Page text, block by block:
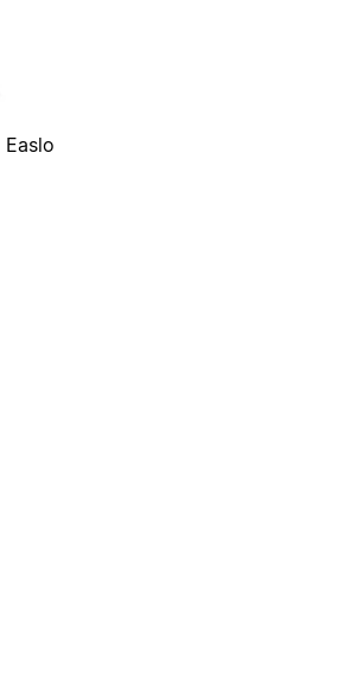
Easlo